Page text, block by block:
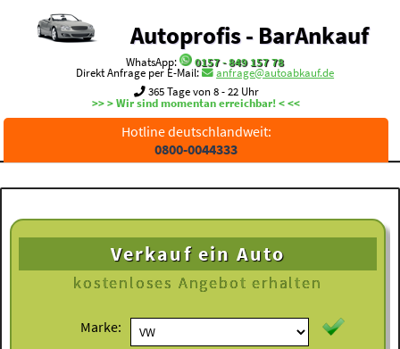
Autoprofis - BarAnkauf
WhatsApp:
0157 - 849 157 78
Direkt Anfrage per E-Mail:
anfrage@autoabkauf.de
365 Tage von 8 - 22 Uhr
>> > Wir sind momentan erreichbar! < <<
Hotline deutschlandweit:
0800-0044333
Verkauf ein Auto
kostenloses Angebot erhalten
Marke: